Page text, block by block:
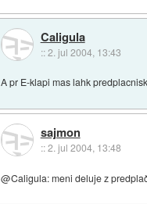
Caligula
::2. jul 2004, 13:43
A pr E-klapi mas lahk
sajmon
::2. jul 2004, 13:48
@Caligula: meni deluje z